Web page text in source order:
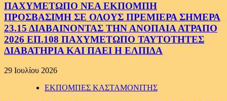
ΠΑΧΥΜΕΤΩΠΟ ΝΕΑ ΕΚΠΟΜΠΗ
ΠΡΟΣΒΑΣΙΜΗ ΣΕ ΟΛΟΥΣ ΠΡΕΜΙΕΡΑ ΣΗΜΕΡΑ
23.15 ΔΙΑΒΑΙΝΟΝΤΑΣ ΤΗΝ ΑΝΟΠΑΙΑ ΑΤΡΑΠΟ
2026 ΕΠ.108 ΠΑΧΥΜΕΤΩΠΟ ΤΑΥΤΟΤΗΤΕΣ
ΔΙΑΒΑΤΗΡΙΑ ΚΑΙ ΠΑΕΙ Η ΕΛΠΙΔΑ
29 Ιουλίου 2026
ΕΚΠΟΜΠΕΣ ΚΑΣΤΑΜΟΝΙΤΗΣ